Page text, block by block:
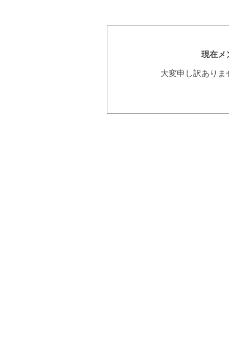
現在メ
大変申し訳あり